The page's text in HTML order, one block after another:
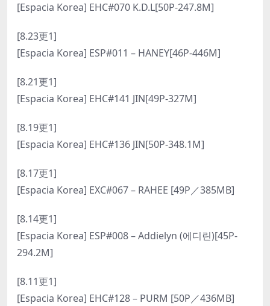
[Espacia Korea] EHC#070 K.D.L[50P-247.8M]
[8.23更1]
[Espacia Korea] ESP#011 – HANEY[46P-446M]
[8.21更1]
[Espacia Korea] EHC#141 JIN[49P-327M]
[8.19更1]
[Espacia Korea] EHC#136 JIN[50P-348.1M]
[8.17更1]
[Espacia Korea] EXC#067 – RAHEE [49P／385MB]
[8.14更1]
[Espacia Korea] ESP#008 – Addielyn (에디린)[45P-
294.2M]
[8.11更1]
[Espacia Korea] EHC#128 – PURM [50P／436MB]